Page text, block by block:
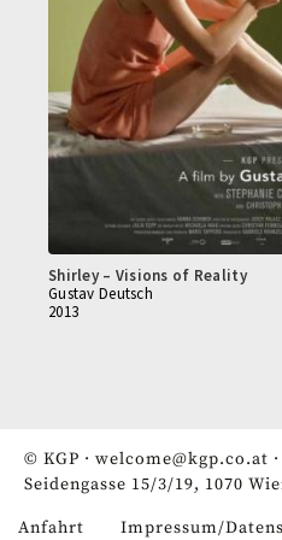
Shirley – Visions of Reality
Gustav Deutsch
2013
© KGP · welcome@kgp.co.at ·
Seidengasse 15/3/19, 1070
Anfahrt Impressum/